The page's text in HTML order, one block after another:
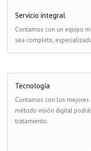
Servicio integral
Contamos con un equipo
sea completo,
Tecnología
Contamos con los
método visión digital
tratamiento.